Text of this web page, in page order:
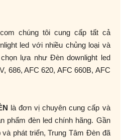
chúng tôi cung cấp tất cả
led với nhiều chủng loại và
lựa như Đèn downlight led
686, AFC 620, AFC 660B, AFC
là đơn vị chuyên cung cấp và
phẩm đèn led chính hãng. Gần
và phát triển, Trung Tâm Đèn đã